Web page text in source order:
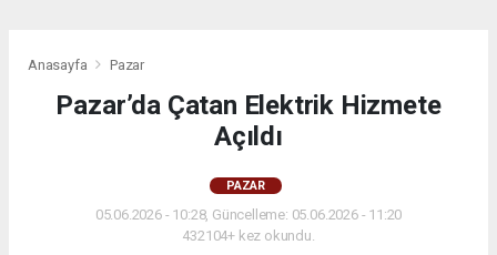
Anasayfa Pazar
Pazar’da Çatan Elektrik Hizmete
Açıldı
PAZAR
05.06.2026 - 10:28, Güncelleme: 05.06.2026 - 11:20
432104+ kez okundu.